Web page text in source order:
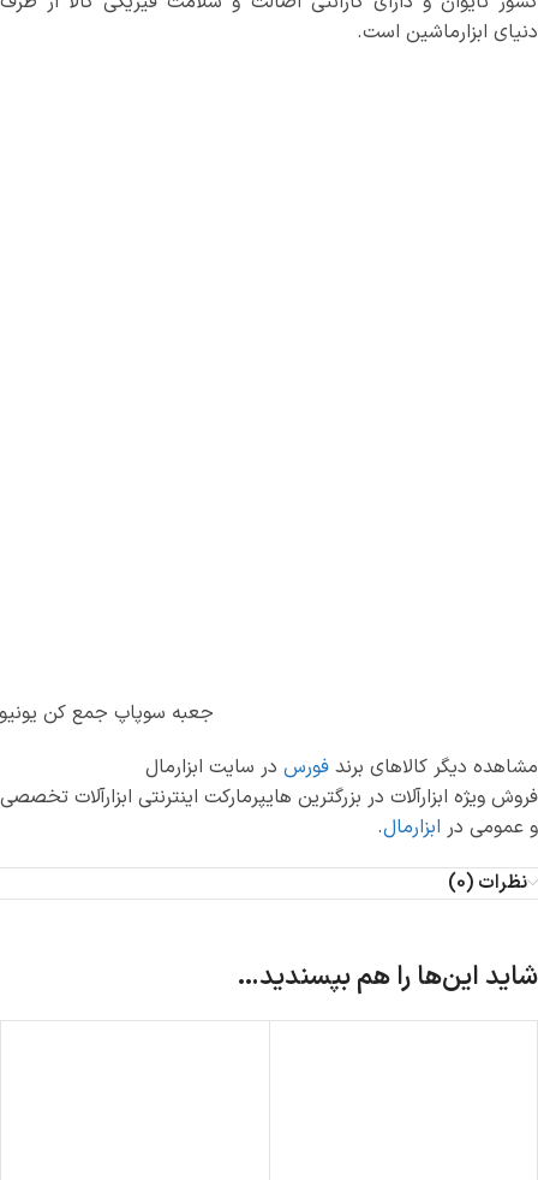
دنیای ابزارماشین است.
جعبه سوپاپ جمع کن
مشاهده دیگر کالاهای برند فورس در سایت ابزارمال
فروش ویژه ابزارآلات در بزرگترین هایپرمارکت اینترنتی ابزارآلات تخصصی
و عمومی در ابزارمال.
نظرات (0)
شاید این‌ها را هم بپسندید…